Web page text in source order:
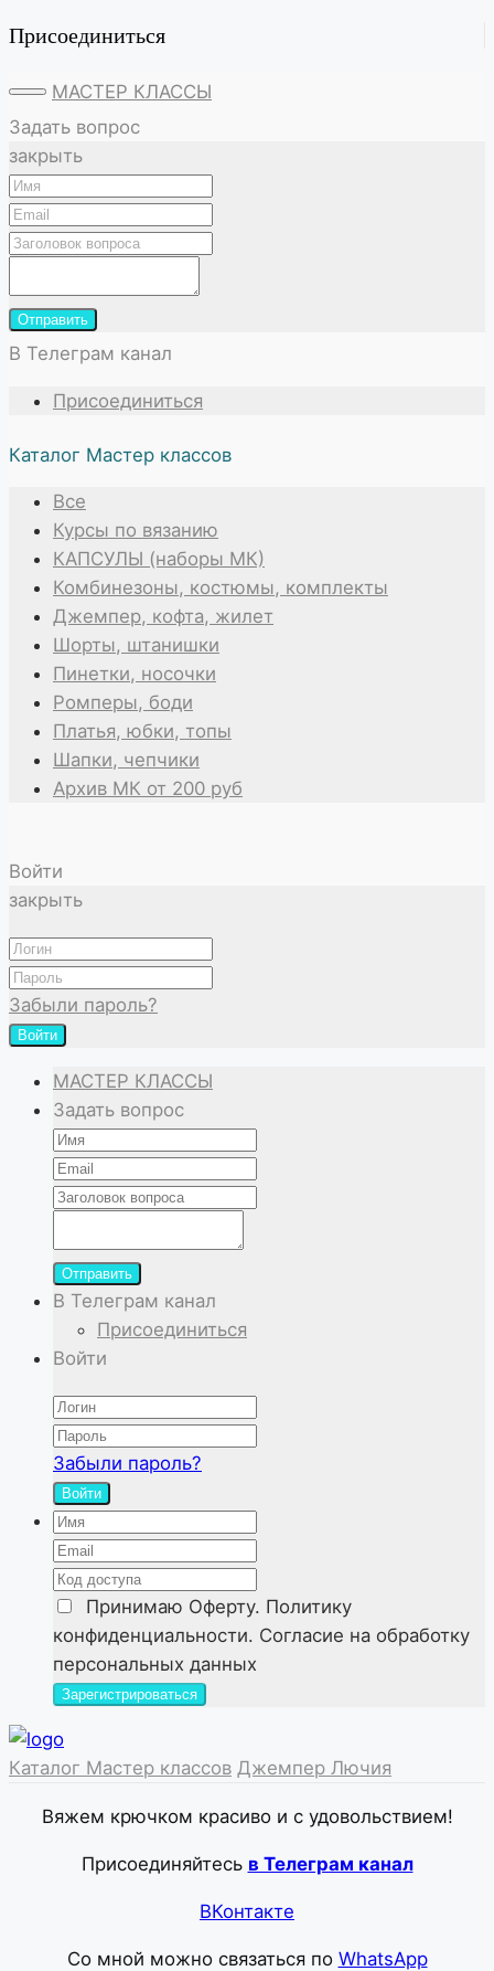
Присоединиться
МАСТЕР КЛАССЫ
Задать вопрос
закрыть
Отправить
В Телеграм канал
Присоединиться
Каталог Мастер классов
Все
Курсы по вязанию
КАПСУЛЫ (наборы МК)
Комбинезоны, костюмы, комплекты
Джемпер, кофта, жилет
Шорты, штанишки
Пинетки, носочки
Ромперы, боди
Платья, юбки, топы
Шапки, чепчики
Архив МК от 200 руб
Войти
закрыть
Забыли пароль?
Войти
МАСТЕР КЛАССЫ
Задать вопрос
Отправить
В Телеграм канал
Присоединиться
Войти
Забыли пароль?
Войти
Принимаю Оферту. Политику
конфиденциальности. Согласие на обработку
персональных данных
Каталог Мастер классов Джемпер Лючия
Вяжем крючком красиво и с удовольствием!
Присоединяйтесь в Телеграм канал
ВКонтакте
Со мной можно связаться по WhatsApp